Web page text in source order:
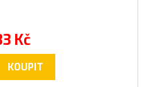
Kč
KOUPIT